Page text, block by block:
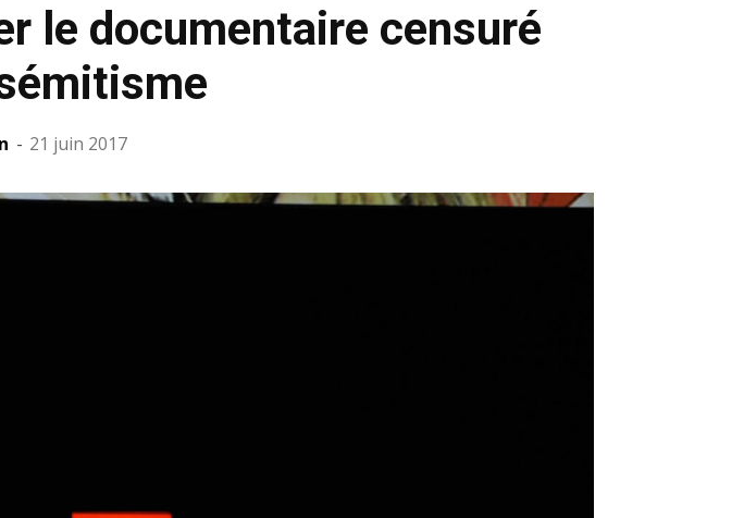
le documentaire censuré
- 21 juin 2017